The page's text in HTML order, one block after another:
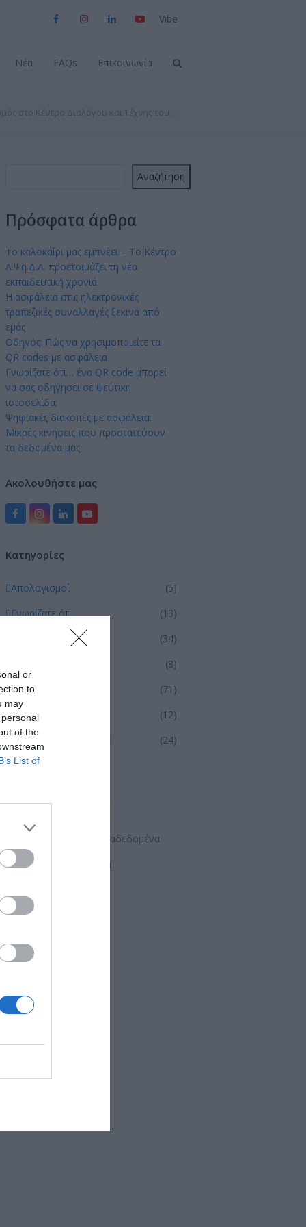
or
to
may
of the
List of
FacebookInstagramLinkedInYouTube
Viber
Νέα FAQs Επικοινωνία
Αναζήτηση
Πρόσφατα άρθρα
Το καλοκαίρι μας εμπνέει – Το Κέντρο
Α.Ψη.Δ.Α. προετοιμάζει τη νέα
εκπαιδευτική χρονιά
Η ασφάλεια στις ηλεκτρονικές
τραπεζικές συναλλαγές ξεκινά από
εμάς
Οδηγός: Πώς να χρησιμοποιείτε τα
QR codes με ασφάλεια
Γνωρίζατε ότι… ένα QR code μπορεί
να σας οδηγήσει σε ψεύτικη
ιστοσελίδα;
Ψηφιακές διακοπές με ασφάλεια:
Μικρές κινήσεις που προστατεύουν
τα δεδομένα μας
Ακολουθήστε μας
FacebookInstagram
LinkedInYouTube
Kατηγορίες
Απολογισμοί
(5)
Γνωρίζατε ότι …
(13)
(34)
(8)
Σεμινάρια
(71)
Συνέδρια
(12)
Ψηφιακή Επικαιρότητα
(24)
απόρρητο&προσωπικάδεδομένα
ασφάλεια&προστασία